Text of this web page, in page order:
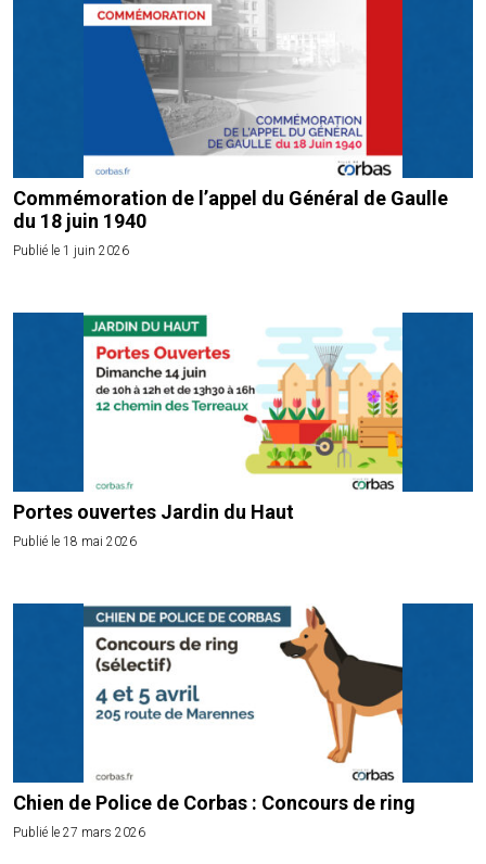
Commémoration de l’appel du Général de Gaulle
du 18 juin 1940
Publié le 1 juin 2026
Portes ouvertes Jardin du Haut
Publié le 18 mai 2026
Chien de Police de Corbas : Concours de ring
Publié le 27 mars 2026